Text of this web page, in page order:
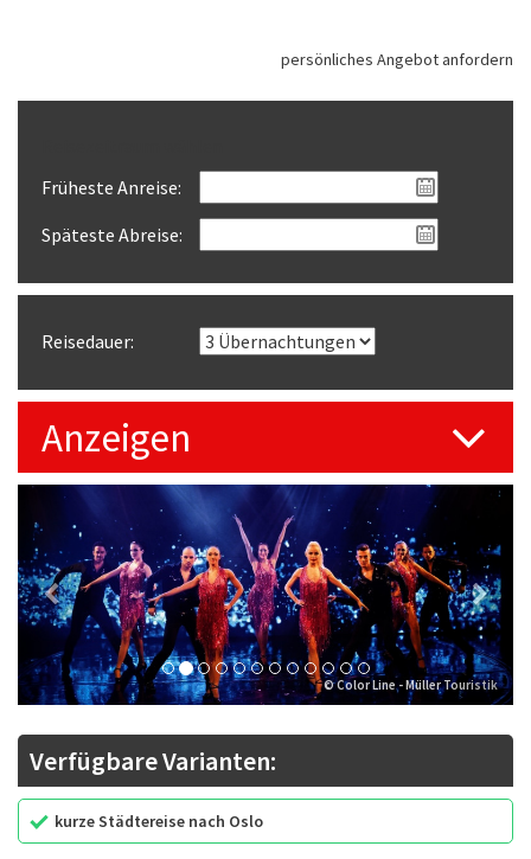
persönliches Angebot anfordern
Früheste Anreise:
Späteste Abreise:
Reisedauer:
Anzeigen
© Color Line - Müller Touristik
Previous Next
Verfügbare Varianten:
kurze Städtereise nach Oslo